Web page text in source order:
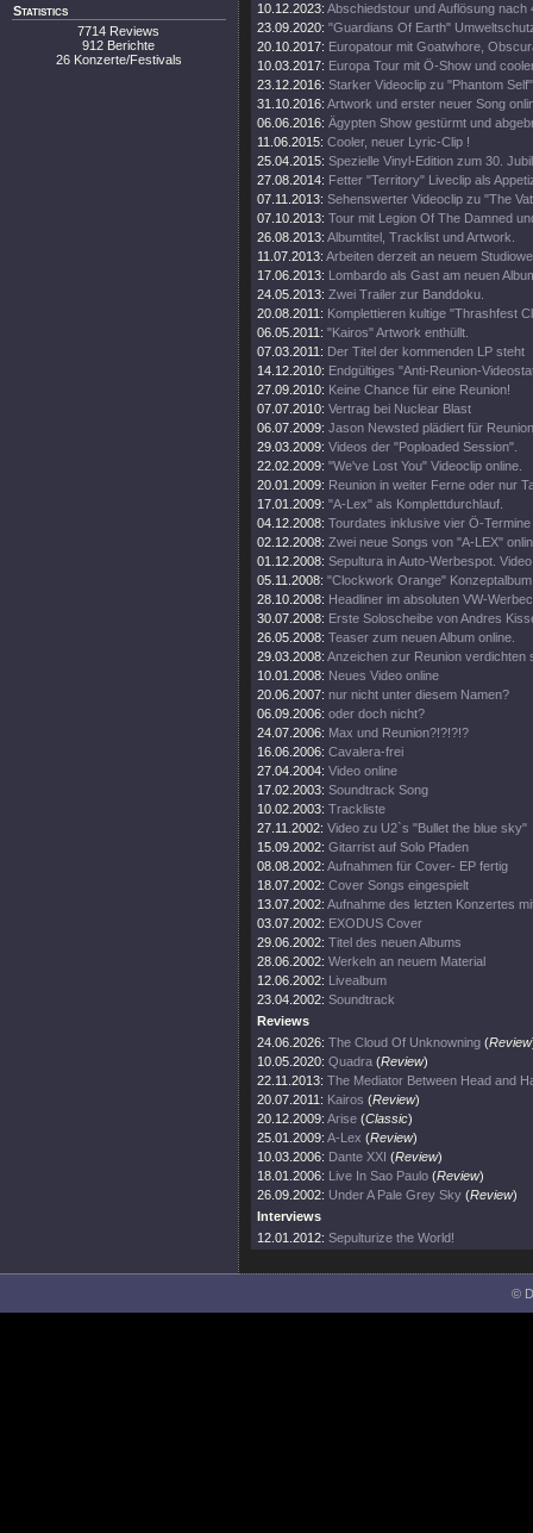
Statistics
7714 Reviews
912 Berichte
26 Konzerte/Festivals
10.12.2023: Abschiedstour und Auflösung nach
23.09.2020: "Guardians Of Earth"
20.10.2017: Europatour mit Goatwhore,
10.03.2017: Europa Tour mit Ö-Show und
23.12.2016: Starker Videoclip zu "Phantom
31.10.2016: Artwork und erster neuer Song
06.06.2016: Ägypten Show gestürmt und
11.06.2015: Cooler, neuer Lyric-Clip !
25.04.2015: Spezielle Vinyl-Edition zum 30.
27.08.2014: Fetter "Territory" Liveclip als
07.11.2013: Sehenswerter Videoclip zu "The
07.10.2013: Tour mit Legion Of The Damned
26.08.2013: Albumtitel, Tracklist und Artwork.
11.07.2013: Arbeiten derzeit an neuem
17.06.2013: Lombardo als Gast am neuen
24.05.2013: Zwei Trailer zur Banddoku.
20.08.2011: Komplettieren kultige "Thrashfest
06.05.2011: "Kairos" Artwork enthüllt.
07.03.2011: Der Titel der kommenden LP steht
14.12.2010: Endgültiges "Anti-Reunion-
27.09.2010: Keine Chance für eine Reunion!
07.07.2010: Vertrag bei Nuclear Blast
06.07.2009: Jason Newsted plädiert für
29.03.2009: Videos der "Poploaded Session".
22.02.2009: "We've Lost You" Videoclip online.
20.01.2009: Reunion in weiter Ferne oder nur
17.01.2009: "A-Lex" als Komplettdurchlauf.
04.12.2008: Tourdates inklusive vier Ö-Termine
02.12.2008: Zwei neue Songs von "A-LEX"
01.12.2008: Sepultura in Auto-Werbespot.
05.11.2008: "Clockwork Orange"
28.10.2008: Headliner im absoluten VW-
30.07.2008: Erste Soloscheibe von Andres
26.05.2008: Teaser zum neuen Album online.
29.03.2008: Anzeichen zur Reunion verdichten
10.01.2008: Neues Video online
20.06.2007: nur nicht unter diesem Namen?
06.09.2006: oder doch nicht?
24.07.2006: Max und Reunion?!?!?!?
16.06.2006: Cavalera-frei
27.04.2004: Video online
17.02.2003: Soundtrack Song
10.02.2003: Trackliste
27.11.2002: Video zu U2`s "Bullet the blue sky"
15.09.2002: Gitarrist auf Solo Pfaden
08.08.2002: Aufnahmen für Cover- EP fertig
18.07.2002: Cover Songs eingespielt
13.07.2002: Aufnahme des letzten Konzertes
03.07.2002: EXODUS Cover
29.06.2002: Titel des neuen Albums
28.06.2002: Werkeln an neuem Material
12.06.2002: Livealbum
23.04.2002: Soundtrack
Reviews
24.06.2026: The Cloud Of Unknowning (Review
10.05.2020: Quadra (Review)
22.11.2013: The Mediator Between Head and
20.07.2011: Kairos (Review)
20.12.2009: Arise (Classic)
25.01.2009: A-Lex (Review)
10.03.2006: Dante XXI (Review)
18.01.2006: Live In Sao Paulo (Review)
26.09.2002: Under A Pale Grey Sky (Review)
Interviews
12.01.2012: Sepulturize the World!
©